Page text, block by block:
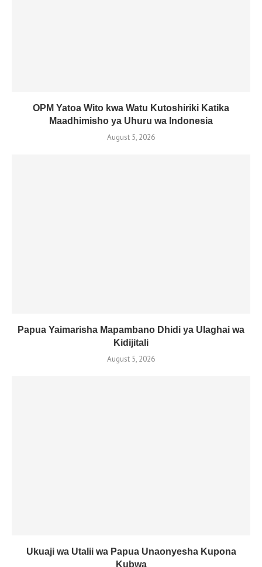
OPM Yatoa Wito kwa Watu Kutoshiriki Katika
Maadhimisho ya Uhuru wa Indonesia
August 5, 2026
Papua Yaimarisha Mapambano Dhidi ya Ulaghai wa
Kidijitali
August 5, 2026
Ukuaji wa Utalii wa Papua Unaonyesha Kupona
Kubwa